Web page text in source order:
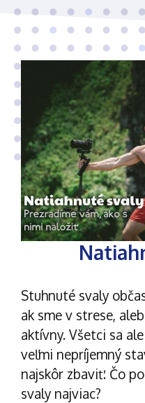
Stuhnuté svaly
ak sme v strese,
aktívny. Všetci sa
veľmi nepríjemný
najskôr zbaviť. Čo
svaly najviac?